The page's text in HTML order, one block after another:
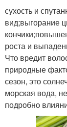
сухость и
вид;выгорание
роста и
Что вредит
природные
сезон, это
морская вода,
подробно